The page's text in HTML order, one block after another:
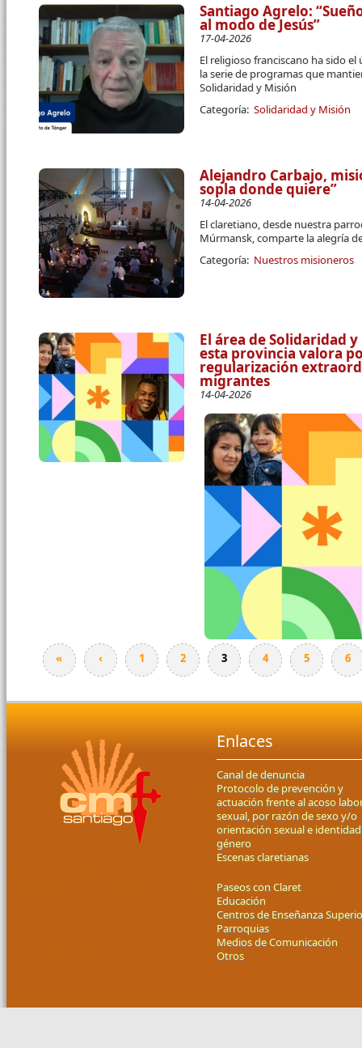
Santiago Agrelo:
al modo de Jesús”
17-04-2026
El religioso franciscano ha sido el
la serie de programas que
Solidaridad y Misión
Categoría: Solidaridad y Misión
Alejandro Carbajo,
sopla donde quiere”
14-04-2026
El claretiano, desde nuestra
Múrmansk, comparte la alegría
Categoría: Nuestros misioneros
El área de Solidaridad
esta provincia valora
regularización
migrantes
14-04-2026
« ‹ 1 2 3 4 5 6
Enlaces
Canal de denuncia
Protocolo de prevención y
actuación frente al acoso
sexual, por razón de sexo y/o
orientación sexual e
género
Escenas claretianas
Paseos con Claret
Educación
Centros de Enseñanza
Parroquias
Medios de Comunicación
Otros